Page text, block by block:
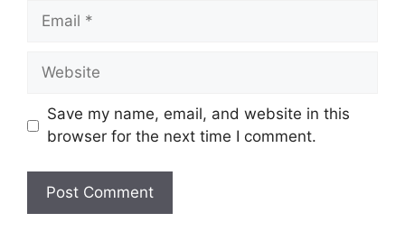
Email
Website
Save my name, email, and website in this
browser for the next time I comment.